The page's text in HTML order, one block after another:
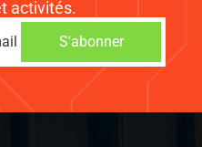
activités.
S'abonner